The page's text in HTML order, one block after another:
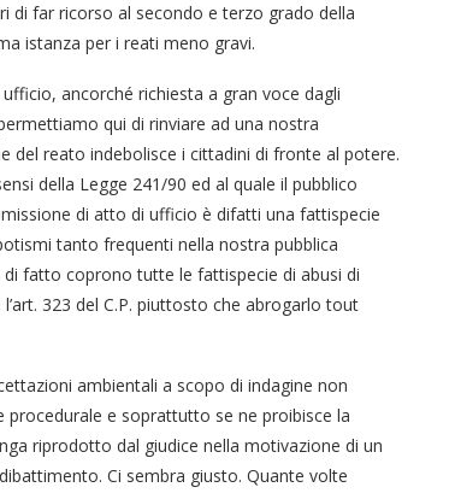
di far ricorso al secondo e terzo grado della
istanza per i reati meno gravi.
ancorché richiesta a gran voce dagli
qui di rinviare ad una nostra
del reato indebolisce i cittadini di fronte al potere.
della Legge 241/90 ed al quale il pubblico
di atto di ufficio è difatti una fattispecie
tanto frequenti nella nostra pubblica
fatto coprono tutte le fattispecie di abusi di
323 del C.P. piuttosto che abrogarlo tout
ambientali a scopo di indagine non
e soprattutto se ne proibisce la
riprodotto dal giudice nella motivazione di un
Ci sembra giusto. Quante volte